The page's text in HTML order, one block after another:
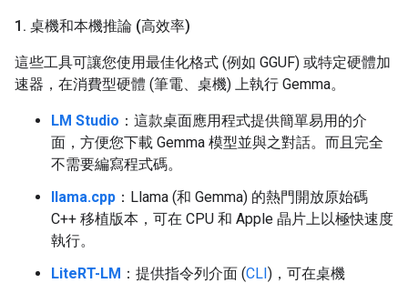
1 . 桌機和本機推論 (高效率)
這些工具可讓您使用最佳化格式 (例如 GGUF) 或特定硬體加
速器，在消費型硬體 (筆電、桌機) 上執行 Gemma。
LM Studio ：這款桌面應用程式提供簡單易用的介
面，方便您下載 Gemma 模型並與之對話。而且完全
不需要編寫程式碼。
llama.cpp ：Llama (和 Gemma) 的熱門開放原始碼
C++ 移植版本，可在 CPU 和 Apple 晶片上以極快速度
執行。
LiteRT-LM ：提供指令列介面 (CLI)，可在桌機